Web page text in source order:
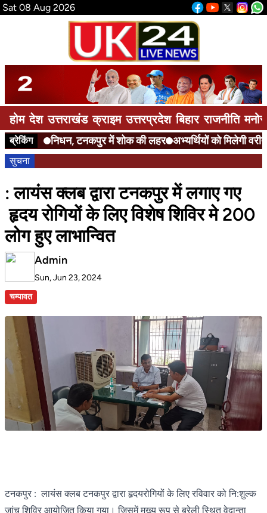
Sat 08 Aug 2026
होम देश उत्तराखंड क्राइम उत्तरप्रदेश बिहार राजनीति
ब्रेकिंग निधन, टनकपुर में शोक की लहर अभ्यर्थियों को मिलेगी वरीयता
सुचना
: लायंस क्लब द्वारा टनकपुर में लगाए गए
हृदय रोगियों के लिए विशेष शिविर मे 200
लोग हुए लाभान्वित
Admin
Sun, Jun 23, 2024
चम्पावत
टनकपुर : लायंस क्लब टनकपुर द्वारा हृदयरोगियों के लिए रविवार को नि:शुल्क
जांच शिविर आयोजित किया गया। जिसमें मुख्य रूप से बरेली स्थित वेदान्ता